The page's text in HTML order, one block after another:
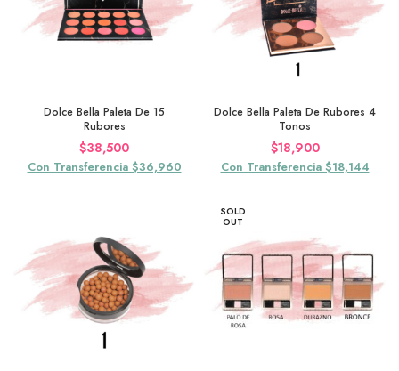
Dolce Bella Paleta De 15
Rubores
$38,500
Con Transferencia $36,960
Dolce Bella Paleta De Rubores 4
Tonos
$18,900
Con Transferencia $18,144
SOLD
OUT